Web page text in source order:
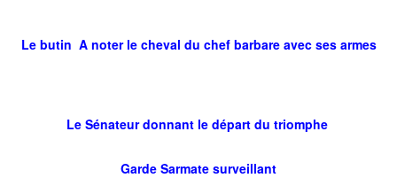
Le butin A noter le cheval du chef barbare avec ses armes
Le Sénateur donnant le départ du triomphe
Garde Sarmate surveillant